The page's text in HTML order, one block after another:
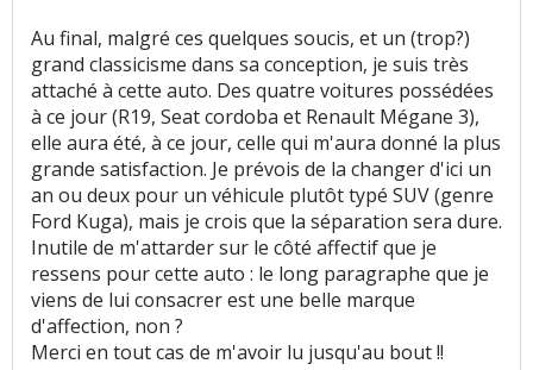
Au final, malgré ces quelques soucis, et un (trop?)
grand classicisme dans sa conception, je suis très
attaché à cette auto. Des quatre voitures possédées
à ce jour (R19, Seat cordoba et Renault Mégane 3),
elle aura été, à ce jour, celle qui m'aura donné la plus
grande satisfaction. Je prévois de la changer d'ici un
an ou deux pour un véhicule plutôt typé SUV (genre
Ford Kuga), mais je crois que la séparation sera dure.
Inutile de m'attarder sur le côté affectif que je
ressens pour cette auto : le long paragraphe que je
viens de lui consacrer est une belle marque
d'affection, non ?
Merci en tout cas de m'avoir lu jusqu'au bout !!